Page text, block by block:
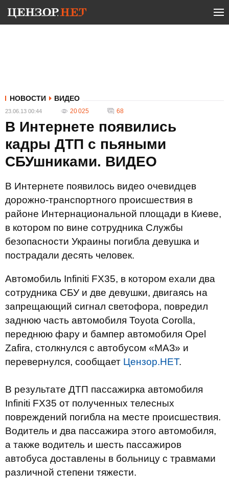
НОВОСТИ ВИДЕО
23.06.13 00:44 20 025 68
В Интернете появились
кадры ДТП с пьяными
СБУшниками. ВИДЕО
В Интернете появилось видео очевидцев
дорожно-транспортного происшествия в
районе Интернациональной площади в Киеве,
в котором по вине сотрудника Службы
безопасности Украины погибла девушка и
пострадали десять человек.
Автомобиль Infiniti FX35, в котором ехали два
сотрудника СБУ и две девушки, двигаясь на
запрещающий сигнал светофора, повредил
заднюю часть автомобиля Toyota Corolla,
переднюю фару и бампер автомобиля Opel
Zafira, столкнулся с автобусом «МАЗ» и
перевернулся, сообщает Цензор.НЕТ.
В результате ДТП пассажирка автомобиля
Infiniti FX35 от полученных телесных
повреждений погибла на месте происшествия.
Водитель и два пассажира этого автомобиля,
а также водитель и шесть пассажиров
автобуса доставлены в больницу с травмами
различной степени тяжести.